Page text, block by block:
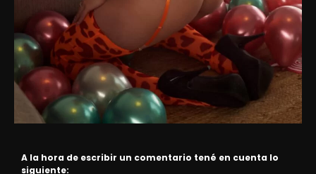
A la hora de escribir un comentario tené en cuenta lo
siguiente: